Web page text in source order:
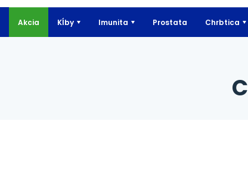
Akcia Kĺby Imunita Prostata Chrbtica